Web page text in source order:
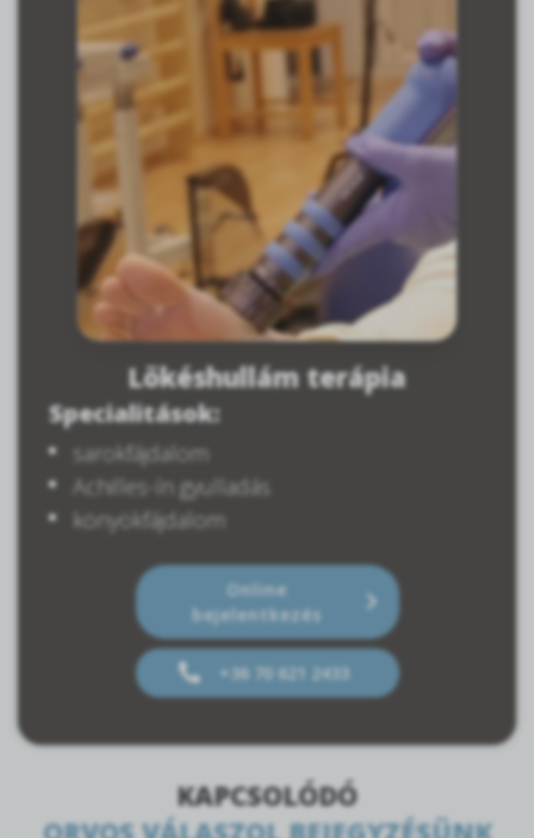
Lökéshullám terápia
Specialitások:
sarokfájdalom
Achilles-ín gyulladás
könyökfájdalom
Online
bejelentkezés
+36 70 621 2433
KAPCSOLÓDÓ